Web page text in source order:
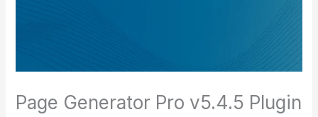
Page Generator Pro v5.4.5 Plugin